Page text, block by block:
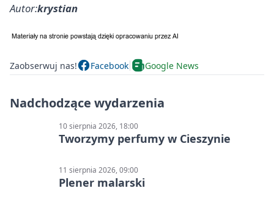
Autor:krystian
Zaobserwuj nas! Facebook Google News
Nadchodzące wydarzenia
10 sierpnia 2026, 18:00
Tworzymy perfumy w Cieszynie
11 sierpnia 2026, 09:00
Plener malarski